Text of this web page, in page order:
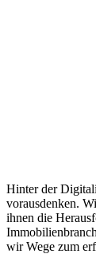
Hinter der
vorausdenken.
ihnen die
wir Wege zum